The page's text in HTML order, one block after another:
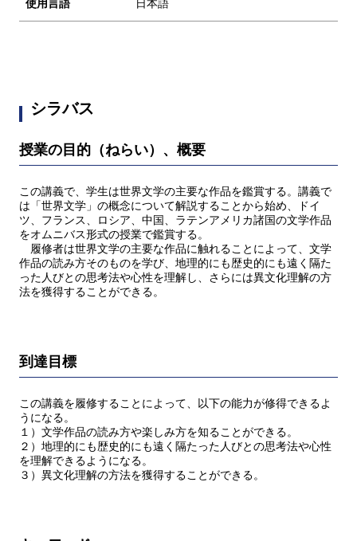
使用言語 日本語
シラバス
授業の目的（ねらい）、概要
この講義で、学生は世界文学の主要な作品を鑑賞する。講義で
は「世界文学」の概念について解説することから始め、ドイ
ツ、フランス、ロシア、中国、ラテンアメリカ諸国の文学作品
をオムニバス形式の授業で鑑賞する。
履修者は世界文学の主要な作品に触れることによって、文学
作品の読み方そのものを学び、地理的にも歴史的にも遠く隔た
った人びとの思考法や心性を理解し、さらには異文化理解の方
法を獲得することができる。
到達目標
この講義を履修することによって、以下の能力が修得できるよ
うになる。
１）文学作品の読み方や楽しみ方を知ることができる。
２）地理的にも歴史的にも遠く隔たった人びとの思考法や心性
を理解できるようになる。
３）異文化理解の方法を獲得することができる。